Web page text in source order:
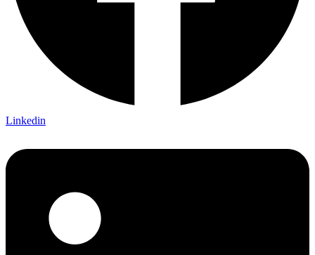
Linkedin